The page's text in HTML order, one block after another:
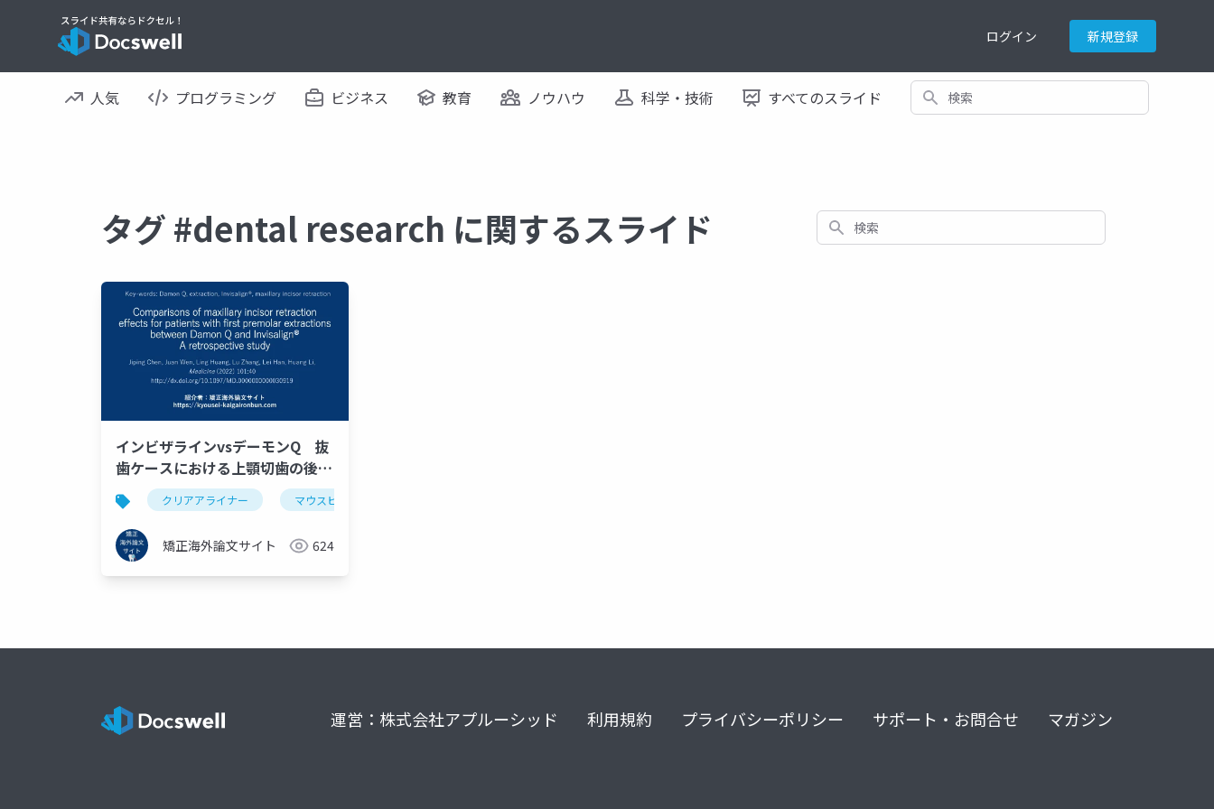
ログイン 新規登録
人気 プログラミング ビジネス 教育 ノウハウ 科学・技術 すべてのスライド 検索
タグ #dental research に関するスライド 検索
インビザラインvsデーモンQ 抜
歯ケースにおける上顎切歯の後退
の効果比較2022
クリアアライナー マウスピース型矯正
矯正海外論文サイト 624
運営：株式会社アプルーシッド 利用規約 プライバシーポリシー サポート・お問合せ マガジン